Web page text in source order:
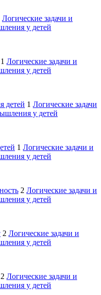
Логические задачи и
у детей
1 Логические задачи и
у детей
детей 1 Логические задачи
у детей
1 Логические задачи и
у детей
2 Логические задачи и
у детей
2 Логические задачи и
у детей
2 Логические задачи и
у детей